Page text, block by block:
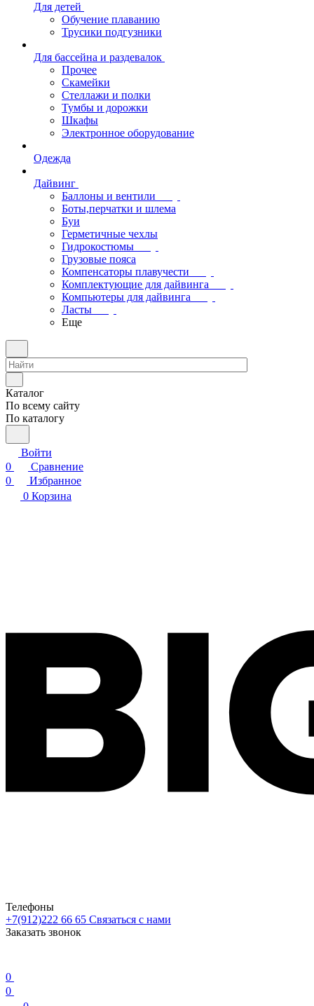
Для детей
Обучение плаванию
Трусики подгузники
Для бассейна и раздевалок
Прочее
Скамейки
Стеллажи и полки
Тумбы и дорожки
Шкафы
Электронное оборудование
Одежда
Дайвинг
Баллоны и вентили
Боты,перчатки и шлема
Буи
Герметичные чехлы
Гидрокостюмы
Грузовые пояса
Компенсаторы плавучести
Комплектующие для дайвинга
Компьютеры для дайвинга
Ласты
Еще
Каталог
По всему сайту
По каталогу
Войти
0
Сравнение
0
Избранное
0 Корзина
Телефоны
+7(912)222 66 65 Связаться с нами
Заказать звонок
0
0